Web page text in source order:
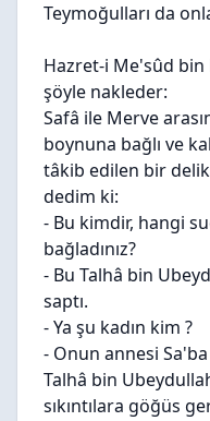
Teymoğulları da
Hazret-i Me'sûd bin
şöyle nakleder:
Safâ ile Merve
boynuna bağlı ve
tâkib edilen bir
dedim ki:
- Bu kimdir, hangi
bağladınız?
- Bu Talhâ bin
saptı.
- Ya şu kadın kim ?
- Onun annesi
Talhâ bin
sıkıntılara göğüs